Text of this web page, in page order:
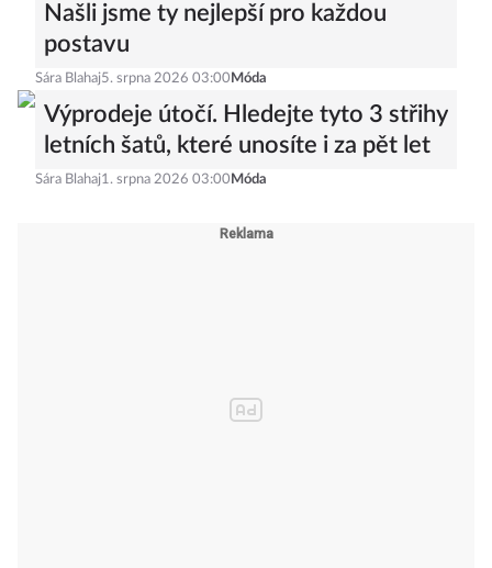
Našli jsme ty nejlepší pro každou
postavu
Sára Blahaj5. srpna 2026 03:00 Móda
Výprodeje útočí. Hledejte tyto 3 střihy
letních šatů, které unosíte i za pět let
Sára Blahaj1. srpna 2026 03:00 Móda